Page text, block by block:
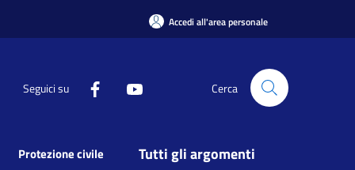
Accedi all'area personale
Seguici su Cerca
Protezione civile Tutti gli argomenti